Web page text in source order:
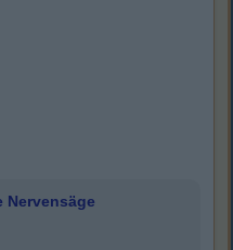
Nervensäge